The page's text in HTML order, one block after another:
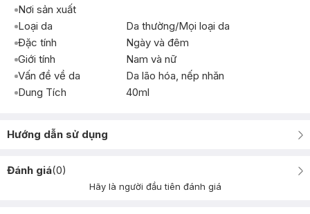
Nơi sản xuất
Loại da
Da thường/Mọi loại da
Đặc tính
Ngày và đêm
Giới tính
Nam và nữ
Vấn đề về da
Da lão hóa, nếp nhăn
Dung Tích
40ml
Hướng dẫn sử dụng
Đánh giá(0)
Hãy là người đầu tiên đánh giá